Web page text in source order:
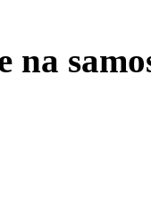
na